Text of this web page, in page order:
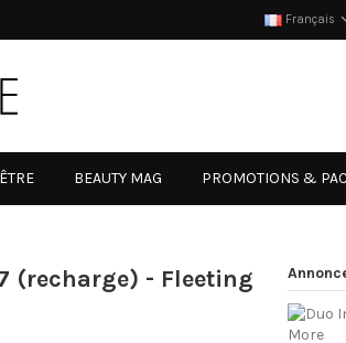
Français
BEAUTY MAG PROMOTIONS &
(recharge) - Fleeting